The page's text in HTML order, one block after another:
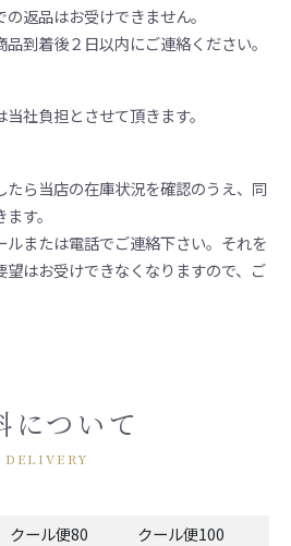
返品はお受けできません。
到着後２日以内にご連絡ください。
社負担とさせて頂きます。
たら当店の在庫状況を確認のうえ、同
す。
または電話でご連絡下さい。それを
はお受けできなくなりますので、ご
について
DELIVERY
クール便80
クール便100